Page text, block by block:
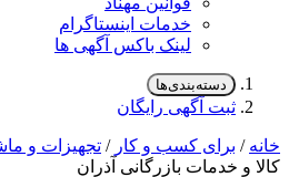
خدمات اینستاگرام
لینک باکس آگهی ها
دسته‌بندی‌ها
ثبت آگهی رایگان
خانه/ برای کسب و کار / تجهیزات و
کالا و خدمات بازرگانی آذران